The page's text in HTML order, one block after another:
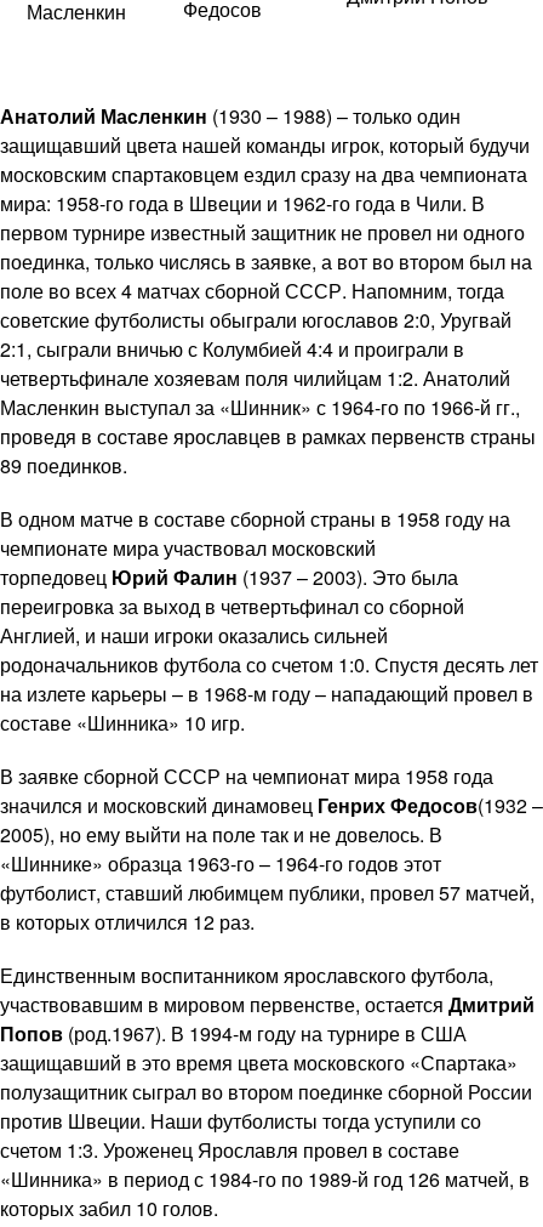
Масленкин
Федосов
Анатолий Масленкин (1930 – 1988) – только один
защищавший цвета нашей команды игрок, который будучи
московским спартаковцем ездил сразу на два чемпионата
мира: 1958-го года в Швеции и 1962-го года в Чили. В
первом турнире известный защитник не провел ни одного
поединка, только числясь в заявке, а вот во втором был на
поле во всех 4 матчах сборной СССР. Напомним, тогда
советские футболисты обыграли югославов 2:0, Уругвай
2:1, сыграли вничью с Колумбией 4:4 и проиграли в
четвертьфинале хозяевам поля чилийцам 1:2. Анатолий
Масленкин выступал за «Шинник» с 1964-го по 1966-й гг.,
проведя в составе ярославцев в рамках первенств страны
89 поединков.
В одном матче в составе сборной страны в 1958 году на
чемпионате мира участвовал московский
торпедовец Юрий Фалин (1937 – 2003). Это была
переигровка за выход в четвертьфинал со сборной
Англией, и наши игроки оказались сильней
родоначальников футбола со счетом 1:0. Спустя десять лет
на излете карьеры – в 1968-м году – нападающий провел в
составе «Шинника» 10 игр.
В заявке сборной СССР на чемпионат мира 1958 года
значился и московский динамовец Генрих Федосов(1932 –
2005), но ему выйти на поле так и не довелось. В
«Шиннике» образца 1963-го – 1964-го годов этот
футболист, ставший любимцем публики, провел 57 матчей,
в которых отличился 12 раз.
Единственным воспитанником ярославского футбола,
участвовавшим в мировом первенстве, остается Дмитрий
Попов (род.1967). В 1994-м году на турнире в США
защищавший в это время цвета московского «Спартака»
полузащитник сыграл во втором поединке сборной России
против Швеции. Наши футболисты тогда уступили со
счетом 1:3. Уроженец Ярославля провел в составе
«Шинника» в период с 1984-го по 1989-й год 126 матчей, в
которых забил 10 голов.